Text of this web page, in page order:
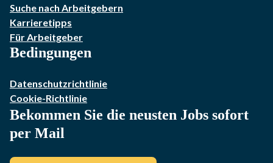
Suche nach Arbeitgebern
Karrieretipps
Für Arbeitgeber
Bedingungen
Datenschutzrichtlinie
Cookie-Richtlinie
Bekommen Sie die neusten Jobs sofort
per Mail